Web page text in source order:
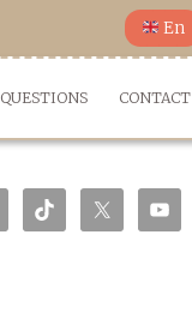
En
QUESTIONS CONTACT